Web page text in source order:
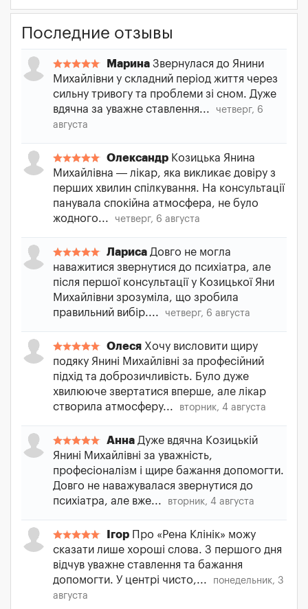
Последние отзывы
Марина Звернулася до Янини
Михайлівни у складний період життя через
сильну тривогу та проблеми зі сном. Дуже
вдячна за уважне ставлення...
четверг, 6
августа
Олександр Козицька Янина
Михайлівна — лікар, яка викликає довіру з
перших хвилин спілкування. На консультації
панувала спокійна атмосфера, не було
жодного...
четверг, 6 августа
Лариса Довго не могла
наважитися звернутися до психіатра, але
після першої консультації у Козицької Яни
Михайлівни зрозуміла, що зробила
правильний вибір....
четверг, 6 августа
Олеся Хочу висловити щиру
подяку Янині Михайлівні за професійний
підхід та доброзичливість. Було дуже
хвилююче звертатися вперше, але лікар
створила атмосферу...
вторник, 4 августа
Анна Дуже вдячна Козицькій
Янині Михайлівні за уважність,
професіоналізм і щире бажання допомогти.
Довго не наважувалася звернутися до
психіатра, але вже...
вторник, 4 августа
Ігор Про «Рена Клінік» можу
сказати лише хороші слова. З першого дня
відчув уважне ставлення та бажання
допомогти. У центрі чисто,...
понедельник, 3
августа